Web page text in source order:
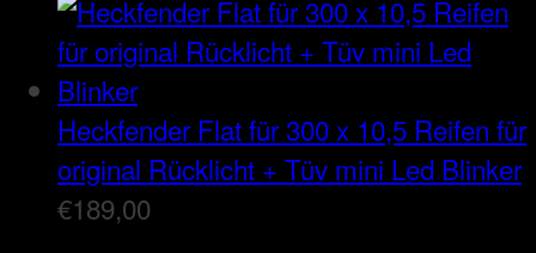
Heckfender Flat für 300 x 10,5 Reifen für
original Rücklicht + Tüv mini Led Blinker
€189,00